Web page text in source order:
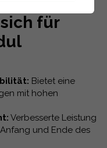
Flächen.
für
Bietet eine
mit hohen
Verbesserte Leistung
und Ende des